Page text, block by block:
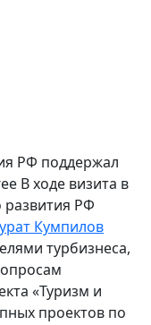
РФ поддержал
В ходе визита в
РФ
Кумпилов
турбизнеса,
«Туризм и
проектов по